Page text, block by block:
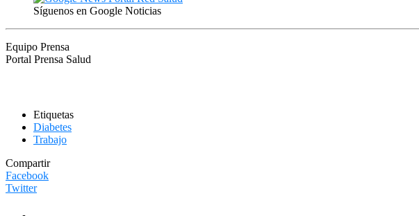
Síguenos en Google Noticias
Equipo Prensa
Portal Prensa Salud
Etiquetas
Diabetes
Trabajo
Compartir
Facebook
Twitter